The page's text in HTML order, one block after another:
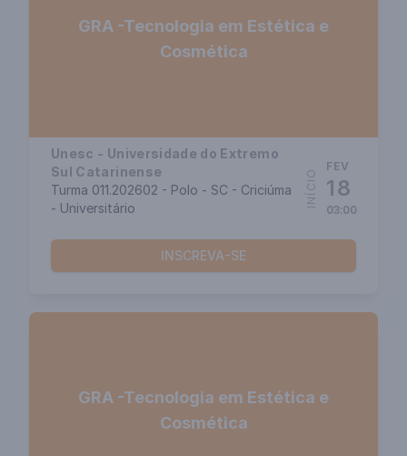
GRA -Tecnologia em Estética e
Cosmética
Unesc - Universidade do Extremo
Sul Catarinense
Turma 011.202602 - Polo - SC - Criciúma
- Universitário
INÍCIO
FEV
18
03:00
INSCREVA-SE
GRA -Tecnologia em Estética e
Cosmética